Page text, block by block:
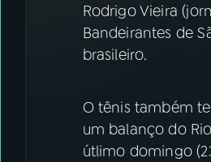
Instagram X
Rodrigo Vieira
Bandeirantes de
brasileiro.
O tênis também
um balanço do
útlimo domingo